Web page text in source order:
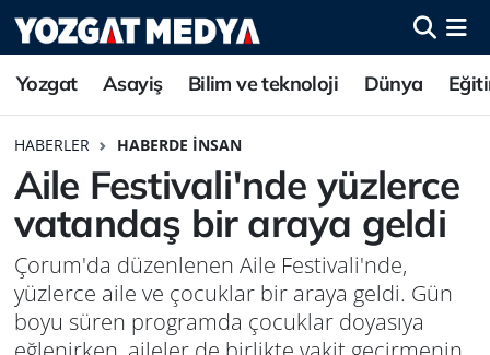
Yozgat Asayiş Bilim ve teknoloji Dünya
HABERLER HABERDE İNSAN
Aile Festivali'nde yüzlerce
vatandaş bir araya geldi
Çorum'da düzenlenen Aile Festivali'nde,
yüzlerce aile ve çocuklar bir araya geldi. Gün
boyu süren programda çocuklar doyasıya